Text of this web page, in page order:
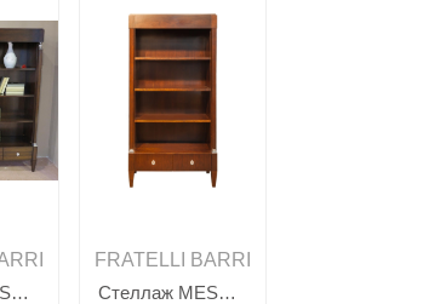
Стеллаж MESTRE, FRATELLI BARRI
FRATELLI BARRI
Стеллаж MESTRE, FRATELLI BARRI